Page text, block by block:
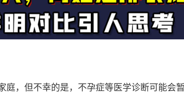
庭，但不幸的是，不孕症等医学诊断可能会